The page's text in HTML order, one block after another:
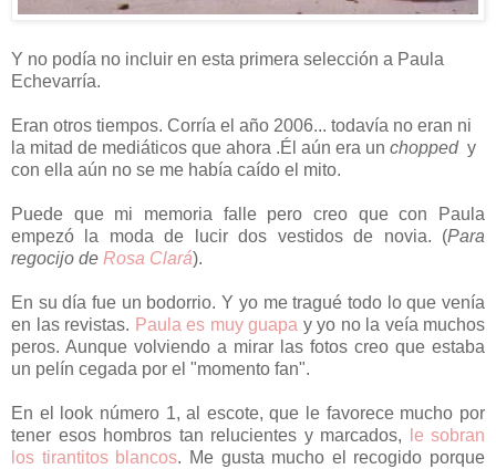
Y no podía no incluir en esta primera selección a Paula
Echevarría.
Eran otros tiempos. Corría el año 2006... todavía no eran ni
la mitad de mediáticos que ahora .Él aún era un choppedy
con ella aún no se me había caído el mito.
Puede que mi memoria falle pero creo que con Paula
empezó la moda de lucir dos vestidos de novia. (Para
regocijo de Rosa Clará).
En su día fue un bodorrio. Y yo me tragué todo lo que venía
en las revistas. Paula es muy guapa y yo no la veía muchos
peros. Aunque volviendo a mirar las fotos creo que estaba
un pelín cegada por el "momento fan".
En el
look número 1, al escote, que le favorece mucho por
tener esos hombros tan relucientes y marcados, le sobran
los tirantitos blancos. Me gusta mucho el recogido porque